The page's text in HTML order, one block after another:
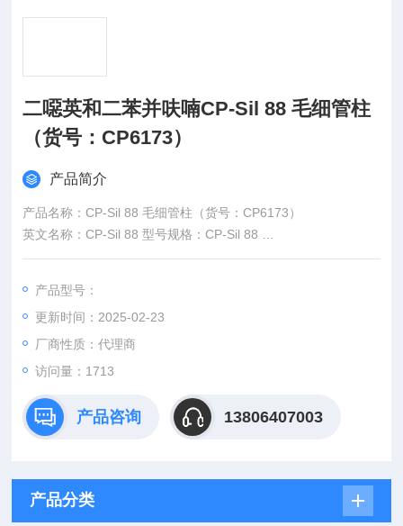
二噁英和二苯并呋喃CP-Sil 88 毛细管柱
（货号：CP6173）
产品简介
产品名称：CP-Sil 88 毛细管柱（货号：CP6173）
英文名称：CP-Sil 88 型号规格：CP-Sil 88
品牌：瓦里安Varian Chrompack
产品型号：
更新时间：2025-02-23
厂商性质：代理商
访问量：1713
产品咨询 13806407003
产品分类